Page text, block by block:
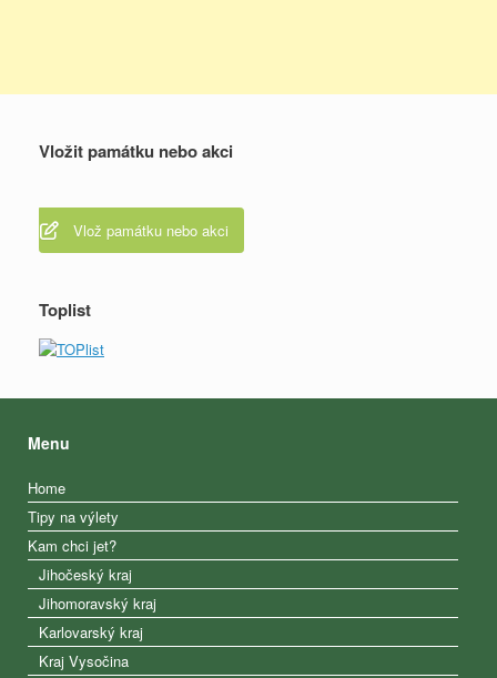
Vložit památku nebo akci
Vlož památku nebo akci
Toplist
Menu
Home
Tipy na výlety
Kam chci jet?
Jihočeský kraj
Jihomoravský kraj
Karlovarský kraj
Kraj Vysočina